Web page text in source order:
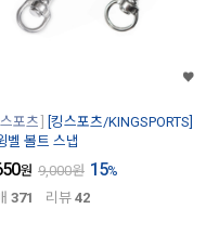
포츠
[킹스포츠/KINGSPORTS]
벨 볼트 스냅
원 9,000원 15%
371 리뷰 42